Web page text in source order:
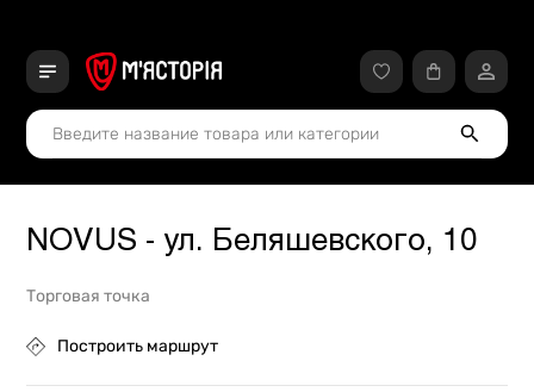
NOVUS - ул. Беляшевского, 10
Торговая точка
Построить маршрут